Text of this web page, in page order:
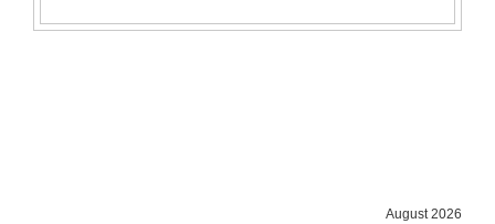
August 2026